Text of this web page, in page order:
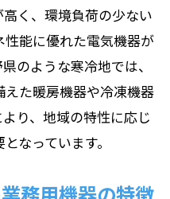
く、環境負荷の少ない
能に優れた電気機器が
のような寒冷地では、
た暖房機器や冷凍機器
り、地域の特性に応じ
なっています。